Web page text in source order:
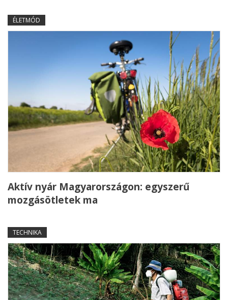
ÉLETMÓD
Aktív nyár Magyarországon: egyszerű
mozgásötletek ma
TECHNIKA